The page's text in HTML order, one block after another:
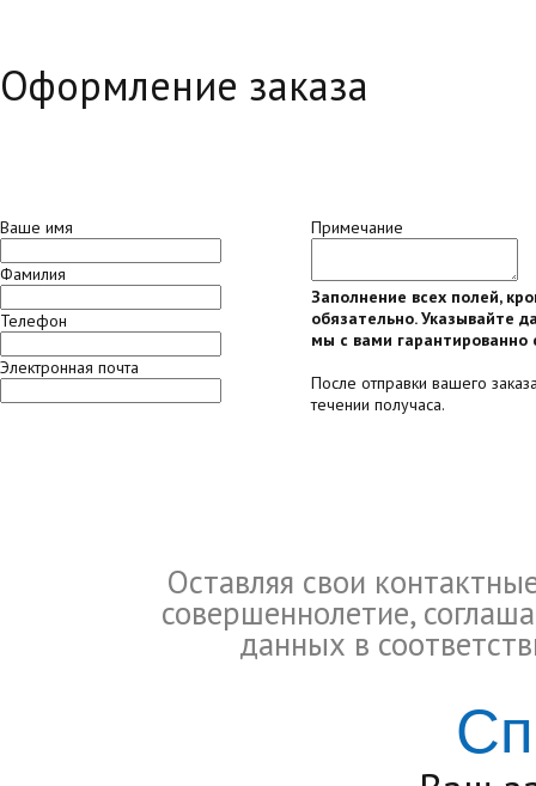
Оформление заказа
Ваше имя
Фамилия
Телефон
Электронная почта
Примечание
Заполнение всех полей,
обязательно. Указывайте
мы с вами гарантированно
После отправки вашего
течении получаса.
Оставляя свои
совершеннолетие,
данных в